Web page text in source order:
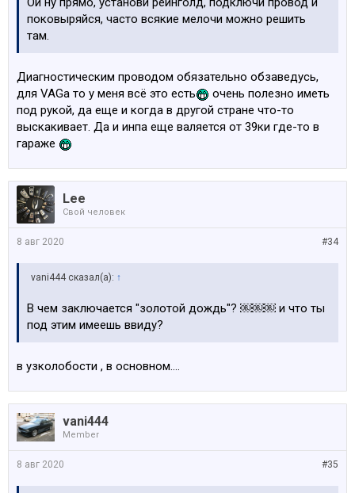
поковыряйся, часто всякие мелочи можно решить
там.
Диагностическим проводом обязательно обзаведусь,
для VAGа то у меня всё это есть
очень полезно иметь
под рукой, да еще и когда в другой стране что-то
выскакивает. Да и инпа еще валяется от 39ки где-то в
гараже
Lee
Свой человек
#34
8 авг 2020
vani444 сказал(а): ↑
В чем заключается "золотой дождь"? ￼￼￼ и что ты
под этим имеешь ввиду?
в узколобости , в основном....
vani444
Member
#35
8 авг 2020